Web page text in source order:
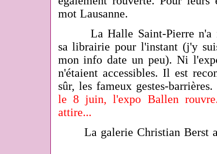
mot Lausanne.
La Halle Saint-Pierre n'a
sa librairie pour l'instant (j'y
mon info date un peu). Ni
n'étaient accessibles. Il est
sûr, les fameux gestes-barrières.
le 8 juin, l'expo Ballen
attire...
La galerie Christian Berst a